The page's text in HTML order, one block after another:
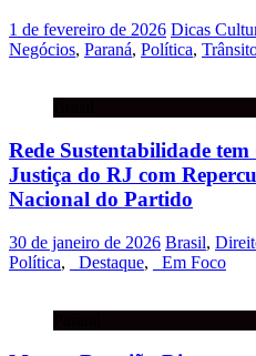
1 de fevereiro de 2026 Dicas
Negócios, Paraná, Política,
Rede Sustentabilidade
Justiça do RJ com
Nacional do Partido
30 de janeiro de 2026 Brasil,
Política, _Destaque, _Em Foco